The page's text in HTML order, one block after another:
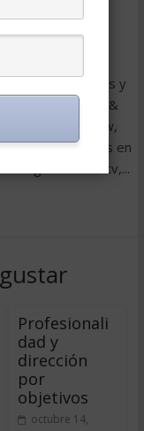
y Recursos
madrileño José
españoles y
Training &
Learning Review,
sus artículos en
gurusonline.tv,...
Profesionali
dad y
dirección
por
objetivos
octubre 14,